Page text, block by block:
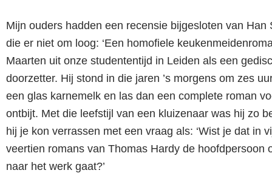
Mijn ouders hadden een recensie bijgesloten van Han
die er niet om loog: ‘Een homofiele
Maarten uit onze studententijd in Leiden als een
doorzetter. Hij stond in die jaren ’s morgens om zes
een glas karnemelk en las dan een complete roman
ontbijt. Met die leefstijl van een kluizenaar was hij zo
hij je kon verrassen met een vraag als: ‘Wist je dat in
veertien romans van Thomas Hardy de hoofdpersoon
naar het werk gaat?’